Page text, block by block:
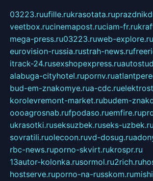
03223.ruufille.rukrasotata.ru
veetbox.rucinemapost.ruciam-fr.ru
mega-press.ru03223.ruweb-explore.ru
eurovision-russia.rustrah-news.ru
itrack-24.rusexshopexpress.ru
alabuga-cityhotel.rupornv.ru
bud-em-znakomye.rua-cdc.ru
korolevremont-market.rubudem-
oooagrosnab.rufpodaso.ruemfire.ru
ukrasotki.ruseksuzbek.ruseks-uzbek.ru
sovratili.ruolecoon.ruvd-dosug.ru
rbc-news.ruporno-skvirt.rukrospr.ru
13autor-kolonka.rusormol.ru2rich.ru
hostserve.ruporno-na-russkom.ru